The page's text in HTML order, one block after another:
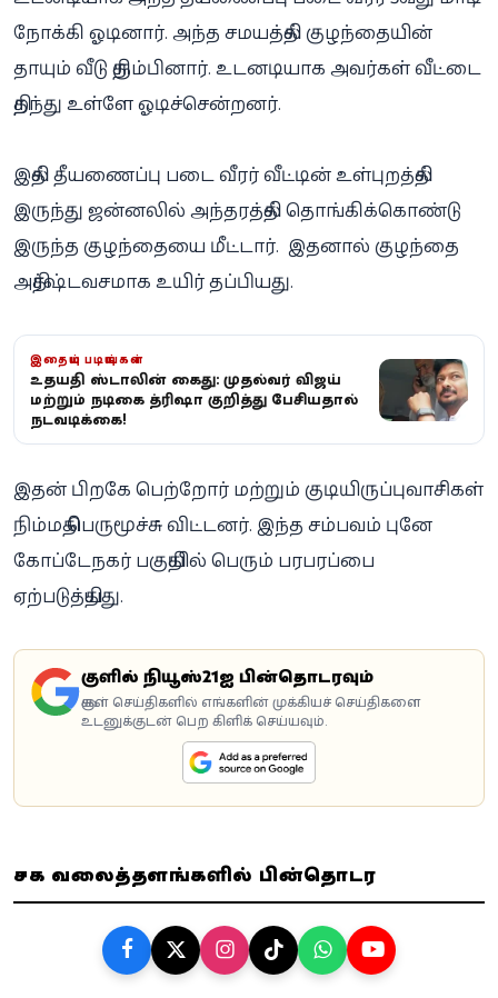
நோக்கி ஓடினார். அந்த சமயத்தில் குழந்தையின்
தாயும் வீடு திரும்பினார். உடனடியாக அவர்கள் வீட்டை
திறந்து உள்ளே ஓடிச்சென்றனர்.
இதில் தீயணைப்பு படை வீரர் வீட்டின் உள்புறத்தில்
இருந்து ஜன்னலில் அந்தரத்தில் தொங்கிக்கொண்டு
இருந்த குழந்தையை மீட்டார். இதனால் குழந்தை
அதிர்ஷ்டவசமாக உயிர் தப்பியது.
இதையும் படியுங்கள்
உதயநிதி ஸ்டாலின் கைது: முதல்வர் விஜய்
மற்றும் நடிகை த்ரிஷா குறித்து பேசியதால்
நடவடிக்கை!
இதன் பிறகே பெற்றோர் மற்றும் குடியிருப்புவாசிகள்
நிம்மதி பெருமூச்சு விட்டனர். இந்த சம்பவம் புனே
கோப்டேநகர் பகுதியில் பெரும் பரபரப்பை
ஏற்படுத்தியது.
கூகுளில் நியூஸ்21ஐ பின்தொடரவும்
கூகுள் செய்திகளில் எங்களின் முக்கியச் செய்திகளை
உடனுக்குடன் பெற கிளிக் செய்யவும்.
சமூக வலைத்தளங்களில் பின்தொடர